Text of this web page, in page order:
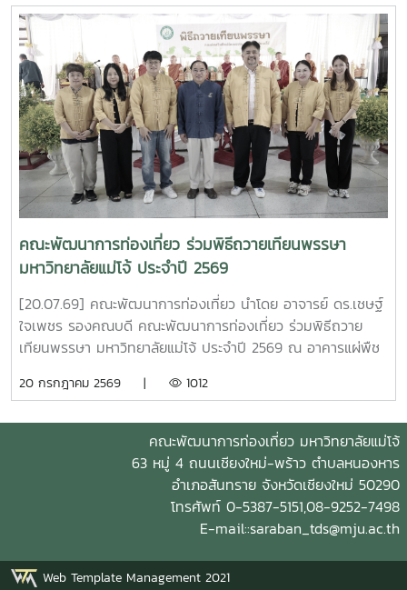
ดร.เจษฎา ความคุ้นเคย รองอธิการบดีมหาวิทยาลัยราชภัฏวไลย
อลงกรณ์ ในพระบรมราชูปถัมภ์ ประธานกรรมการ และ นางสาว
สิริกร บุญฟู จากคณะบริหารธุรกิจ มหาวิทยาลัยแม่โจ้ ในฐานะ
เลขานุการ . ภายหลังพิธีต้อนรับ คณะพัฒนาการท่องเที่ยวได้นำ
เสนอผลการดำเนินงานในรอบปีการศึกษา 2568 เพื่อสะท้อนผล
การดำเนินงานตามเกณฑ์ EdPEx ซึ่งเป็นกลไกสำคัญในการ
พัฒนาคุณภาพการศึกษาและการบริหารองค์กร มุ่งสู่ความเป็น
เลิศและการพัฒนาอย่างต่อเนื่อง อันจะนำไปสู่การยกระดับ
คุณภาพการจัดการศึกษาให้เกิดประโยชน์สูงสุดต่อผู้เรียนและผู้มี
ส่วนได้ส่วนเสียทุกภาคส่วน . #MJU #TDS #TDSMJU #TD
#TourismDevelopment #มหาวิทยาลัยแม่โจ้ #คณะพัฒนาการ
ท่องเที่ยว #ท่องเที่ยวแม่โจ้
คณะพัฒนาการท่องเที่ยว ร่วมพิธีถวายเทียนพรรษา
มหาวิทยาลัยแม่โจ้ ประจำปี 2569
[20.07.69] คณะพัฒนาการท่องเที่ยว นำโดย อาจารย์ ดร.เชษฐ์
ใจเพชร รองคณบดี คณะพัฒนาการท่องเที่ยว ร่วมพิธีถวาย
เทียนพรรษา มหาวิทยาลัยแม่โจ้ ประจำปี 2569 ณ อาคารแผ่พืช
#MJU #TDS #TDSMJU #TD #ToBiz
ท่องเที่ยว #ท่องเที่ยวแม่โจ้
20 กรกฎาคม 2569 | 1012
คณะพัฒนาการท่องเที่ยว มหาวิทยาลัยแม่โจ้
63 หมู่ 4 ถนนเชียงใหม่-พร้าว ตำบลหนองหาร
อำเภอสันทราย จังหวัดเชียงใหม่ 50290
โทรศัพท์ 0-5387-5151,08-9252-7498
E-mail::saraban_tds@mju.ac.th
Web Template Management 2021